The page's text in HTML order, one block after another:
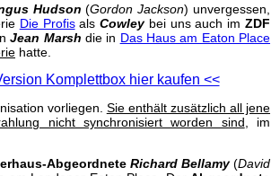
Hudson (Gordon Jackson) unvergessen,
Die ProfisalsCowley bei uns auch imZDF
Jean Marsh die in Das Haus am Eaton Place
hatte.
Komplettbox hier kaufen <<
vorliegen. Sie enthält zusätzlich all jene
nicht synchronisiert worden sind , im
Abgeordnete Richard Bellamy(David